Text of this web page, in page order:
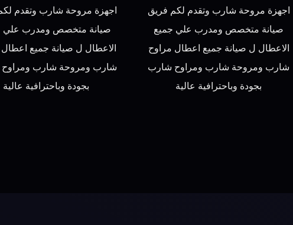
اجهزة مروحة شارب وتقدم
صيانة متخصص ومدرب علي
الاعطال ل صيانة جميع
شارب ومروحة شارب
بجودة وباحترافية عالية
اجهزة مروحة شارب وتقدم لكم فريق
صيانة متخصص ومدرب علي جميع
الاعطال ل صيانة جميع اعطال مراوح
شارب ومروحة شارب ومراوح شارب
بجودة وباحترافية عالية